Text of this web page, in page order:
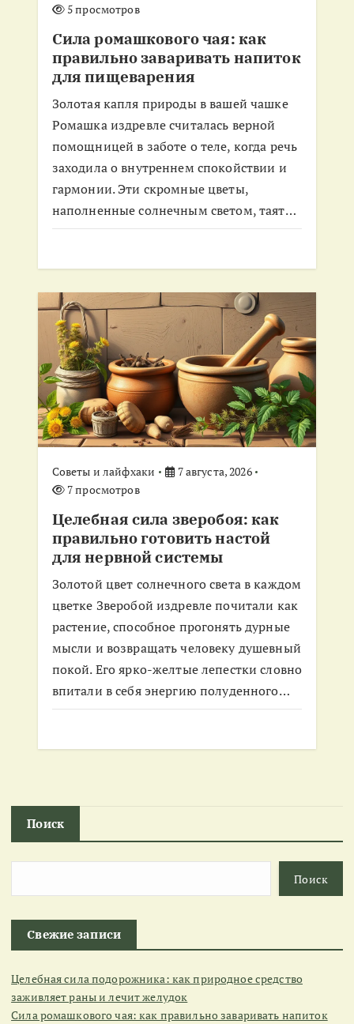
5 просмотров
Сила ромашкового чая: как
правильно заваривать напиток
для пищеварения
Золотая капля природы в вашей чашке
Ромашка издревле считалась верной
помощницей в заботе о теле, когда речь
заходила о внутреннем спокойствии и
гармонии. Эти скромные цветы,
наполненные солнечным светом, таят…
Советы и лайфхаки
7 августа, 2026
7 просмотров
Целебная сила зверобоя: как
правильно готовить настой
для нервной системы
Золотой цвет солнечного света в каждом
цветке Зверобой издревле почитали как
растение, способное прогонять дурные
мысли и возвращать человеку душевный
покой. Его ярко-желтые лепестки словно
впитали в себя энергию полуденного…
Поиск
Поиск
Свежие записи
Целебная сила подорожника: как природное средство
заживляет раны и лечит желудок
Сила ромашкового чая: как правильно заваривать напиток